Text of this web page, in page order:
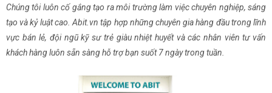
Chúng tôi luôn cố gắng tạo ra môi trường làm việc chuyên nghiệp, sáng
tạo và kỷ luật cao. Abit.vn tập hợp những chuyên gia hàng đầu trong lĩnh
vực bán lẻ, đội ngũ kỹ sư trẻ giàu nhiệt huyết và các nhân viên tư vấn
khách hàng luôn sẵn sàng hỗ trợ bạn suốt 7 ngày trong tuần.